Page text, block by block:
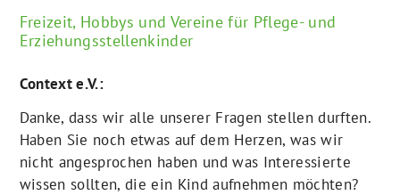
Freizeit, Hobbys und Vereine für Pflege- und
Erziehungsstellenkinder
Context e.V.:
Danke, dass wir alle unserer Fragen stellen durften.
Haben Sie noch etwas auf dem Herzen, was wir
nicht angesprochen haben und was Interessierte
wissen sollten, die ein Kind aufnehmen möchten?